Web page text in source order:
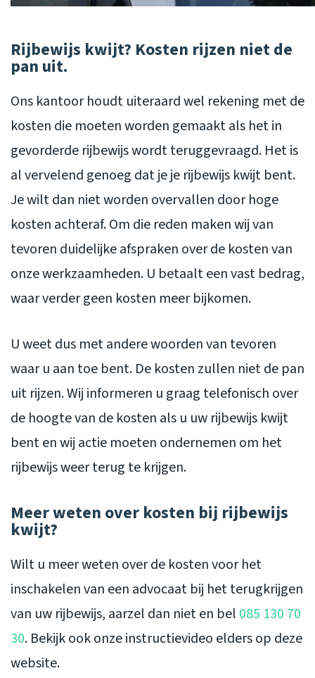
Rijbewijs kwijt? Kosten rijzen niet de
pan uit.
Ons kantoor houdt uiteraard wel rekening met de
kosten die moeten worden gemaakt als het in
gevorderde rijbewijs wordt teruggevraagd. Het is
al vervelend genoeg dat je je rijbewijs kwijt bent.
Je wilt dan niet worden overvallen door hoge
kosten achteraf. Om die reden maken wij van
tevoren duidelijke afspraken over de kosten van
onze werkzaamheden. U betaalt een vast bedrag,
waar verder geen kosten meer bijkomen.
U weet dus met andere woorden van tevoren
waar u aan toe bent. De kosten zullen niet de pan
uit rijzen. Wij informeren u graag telefonisch over
de hoogte van de kosten als u uw rijbewijs kwijt
bent en wij actie moeten ondernemen om het
rijbewijs weer terug te krijgen.
Meer weten over kosten bij rijbewijs
kwijt?
Wilt u meer weten over de kosten voor het
inschakelen van een advocaat bij het terugkrijgen
van uw rijbewijs, aarzel dan niet en bel 085 130 70
30. Bekijk ook onze instructievideo elders op deze
website.